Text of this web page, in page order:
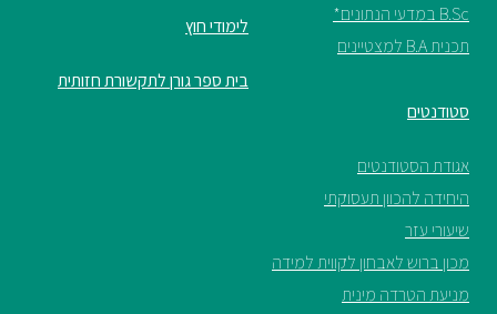
B.Sc במדעי הנתונים*
תכנית B.A למצטיינים
לימודי חוץ
בית ספר גורן לתקשורת חזותית
סטודנטים
אגודת הסטודנטים
היחידה להכוון תעסוקתי
שיעורי עזר
מכון ברוש לאבחון לקווית למידה
מניעת הטרדה מינית